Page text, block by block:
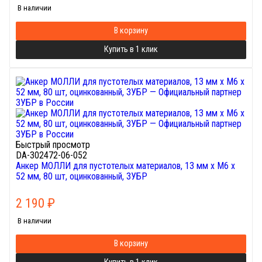
В наличии
В корзину
Купить в 1 клик
Быстрый просмотр
DA-302472-06-052
Анкер МОЛЛИ для пустотелых материалов, 13 мм x M6 x
52 мм, 80 шт, оцинкованный, ЗУБР
2 190 ₽
В наличии
В корзину